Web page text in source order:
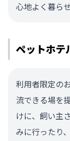
心地よく暮ら
ペットホテ
利用者限定の
流できる場を
けに、飼い主
みに行ったり